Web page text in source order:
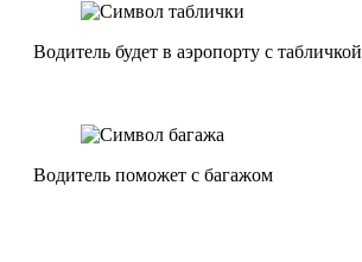
Водитель будет в аэропорту с табличкой
Водитель поможет с багажом